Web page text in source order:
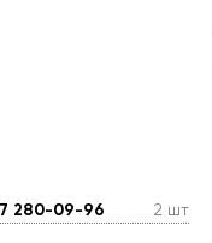
280-09-96 2 шт